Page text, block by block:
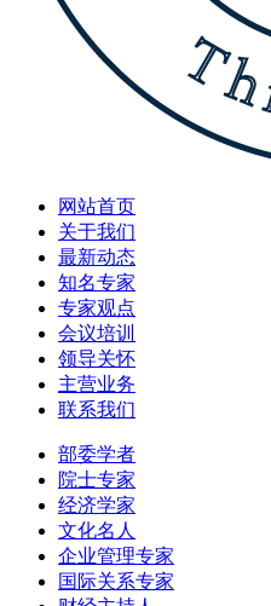
网站首页
关于我们
最新动态
知名专家
专家观点
会议培训
领导关怀
主营业务
联系我们
部委学者
院士专家
经济学家
文化名人
企业管理专家
国际关系专家